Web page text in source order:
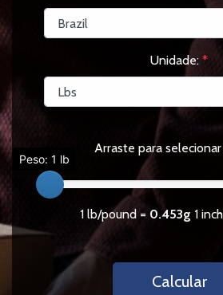
Unidade: *
Arraste para
Peso: 1 lb
1 lb/pound = 0.453g 1
Calcular